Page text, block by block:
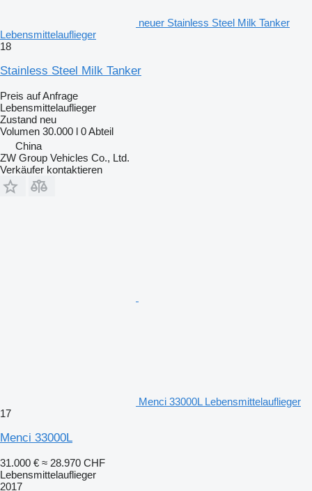
neuer Stainless Steel Milk Tanker
Lebensmittelauflieger
18
Stainless Steel Milk Tanker
Preis auf Anfrage
Lebensmittelauflieger
Zustand neu
Volumen 30.000 l 0 Abteil
China
ZW Group Vehicles Co., Ltd.
Verkäufer kontaktieren
Menci 33000L Lebensmittelauflieger
17
Menci 33000L
31.000 € ≈ 28.970 CHF
Lebensmittelauflieger
2017